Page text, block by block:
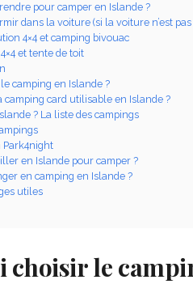
pour camper en Islande ?
dans la voiture (si la voiture n’est
4×4 et camping bivouac
et tente de toit
camping en Islande ?
camping card utilisable en Islande ?
? La liste des campings
en Islande pour camper ?
en camping en Islande ?
utiles
choisir le